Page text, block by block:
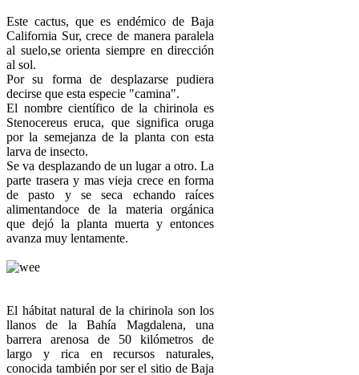
Este cactus, que es endémico de Baja
California Sur, crece de manera paralela
al suelo,se orienta siempre en dirección
al sol.
Por su forma de desplazarse pudiera
decirse que esta especie "camina".
El nombre científico de la chirinola es
Stenocereus eruca, que significa oruga
por la semejanza de la planta con esta
larva de insecto.
Se va desplazando de un lugar a otro. La
parte trasera y mas vieja crece en forma
de pasto y se seca echando raíces
alimentandoce de la materia orgánica
que dejó la planta muerta y entonces
avanza muy lentamente.
El hábitat natural de la chirinola son los
llanos de la Bahía Magdalena, una
barrera arenosa de 50 kilómetros de
largo y rica en recursos naturales,
conocida también por ser el sitio de Baja